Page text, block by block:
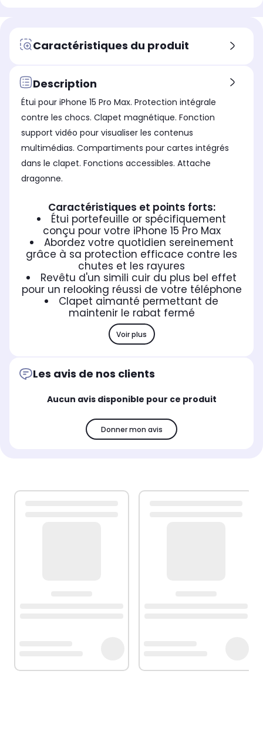
Caractéristiques du produit
Description
Étui pour iPhone 15 Pro Max. Protection intégrale
contre les chocs. Clapet magnétique. Fonction
support vidéo pour visualiser les contenus
multimédias. Compartiments pour cartes intégrés
dans le clapet. Fonctions accessibles. Attache
dragonne.
Caractéristiques et points forts:
Étui portefeuille or spécifiquement
conçu pour votre iPhone 15 Pro Max
Abordez votre quotidien sereinement
grâce à sa protection efficace contre les
chutes et les rayures
Revêtu d'un simili cuir du plus bel effet
pour un relooking réussi de votre téléphone
Clapet aimanté permettant de
maintenir le rabat fermé
Voir plus
Les avis de nos clients
Aucun avis disponible pour ce produit
Donner mon avis